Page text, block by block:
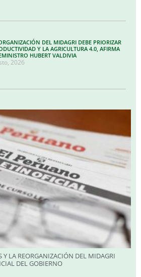
DEL MIDAGRI DEBE PRIORIZAR
Y LA AGRICULTURA 4.0, AFIRMA
HUBERT VALDIVIA
2026
Y LA REORGANIZACIÓN DEL MIDAGRI
DEL GOBIERNO